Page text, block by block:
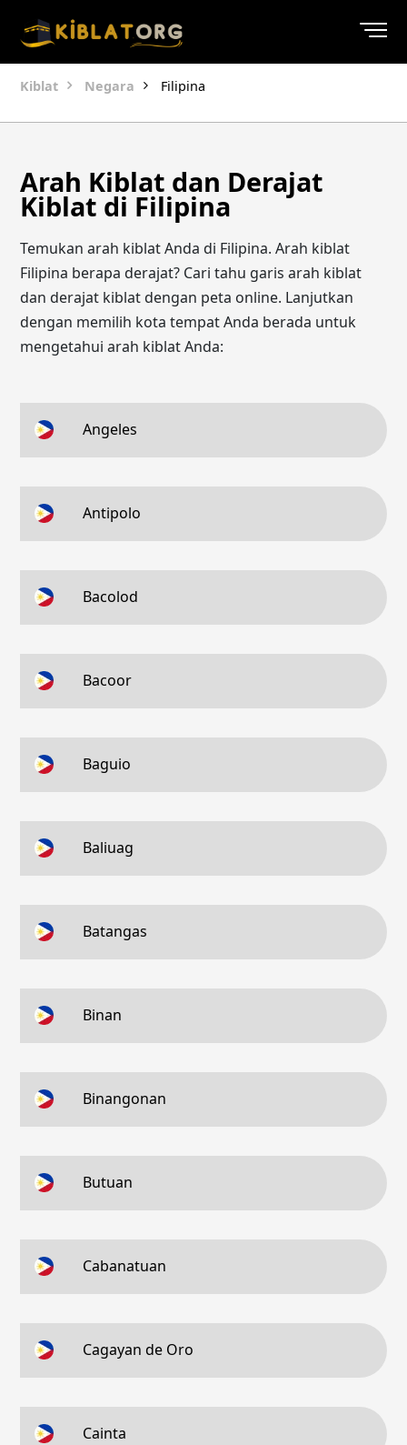
Kiblat Negara Filipina
Arah Kiblat dan Derajat
Kiblat di Filipina
Temukan arah kiblat Anda di Filipina. Arah kiblat
Filipina berapa derajat? Cari tahu garis arah kiblat
dan derajat kiblat dengan peta online. Lanjutkan
dengan memilih kota tempat Anda berada untuk
mengetahui arah kiblat Anda:
Angeles
Antipolo
Bacolod
Bacoor
Baguio
Baliuag
Batangas
Binan
Binangonan
Butuan
Cabanatuan
Cagayan de Oro
Cainta